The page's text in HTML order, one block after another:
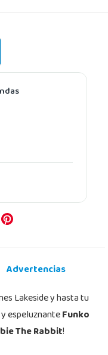
Advertencias
Lakeside y hasta tu
espeluznanteFunko
The Rabbit!